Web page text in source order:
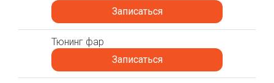
Записаться
Тюнинг фар
Записаться